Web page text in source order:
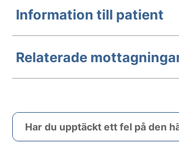
Information till patient
Relaterade
Har du upptäckt ett fel på den